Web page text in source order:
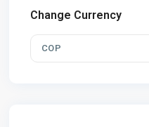
Change Currency
COP